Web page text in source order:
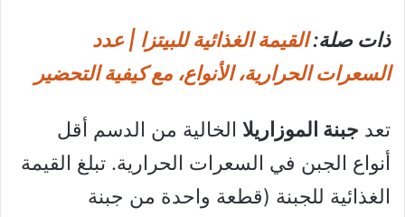
ذات صلة:القيمة الغذائية للبيتزا | عدد
السعرات الحرارية، الأنواع، مع كيفية التحضير
تعد جبنة الموزاريلا الخالية من الدسم أقل
أنواع الجبن في السعرات الحرارية. تبلغ القيمة
الغذائية للجبنة (قطعة واحدة من جبنة